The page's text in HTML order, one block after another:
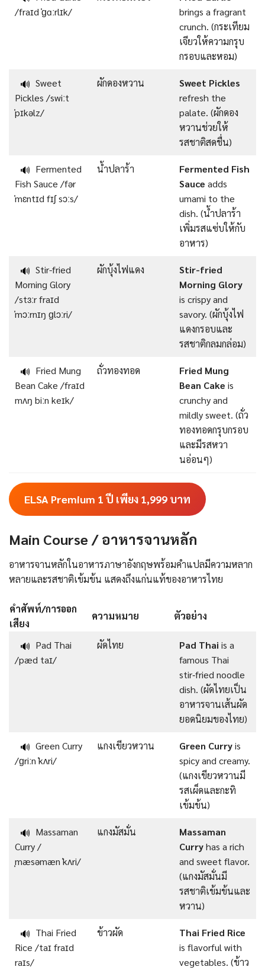
/fraɪd ˈɡɑːrlɪk/
brings a fragrant
crunch. (กระเทียม
เจียวให้ความกรุบ
กรอบและหอม)
🔊 Sweet
Pickles /swiːt
ˈpɪkəlz/
ผักดองหวาน
Sweet Pickles
refresh the
palate. (ผักดอง
หวานช่วยให้
รสชาติสดชื่น)
🔊 Fermented
Fish Sauce /fər
ˈmɛntɪd fɪʃ sɔːs/
น้ำปลาร้า
Fermented Fish
Sauce adds
umami to the
dish. (น้ำปลาร้า
เพิ่มรสแซ่บให้กับ
อาหาร)
🔊 Stir-fried
Morning Glory
/stɜːr fraɪd
ˈmɔːrnɪŋ ɡlɔːri/
ผักบุ้งไฟแดง
Stir-fried
Morning Glory
is crispy and
savory. (ผักบุ้งไฟ
แดงกรอบและ
รสชาติกลมกล่อม)
🔊 Fried Mung
Bean Cake /fraɪd
mʌŋ biːn keɪk/
ถั่วทองทอด
Fried Mung
Bean Cake is
crunchy and
mildly sweet. (ถั่ว
ทองทอดกรุบกรอบ
และมีรสหวา
นอ่อนๆ)
ELSA Premium 1 ปี เพียง 1,999 บาท
Main Course / อาหารจานหลัก
อาหารจานหลักในอาหารภาษาอังกฤษพร้อมคําแปลมีความหลาก
หลายและรสชาติเข้มข้น แสดงถึงแก่นแท้ของอาหารไทย
คำศัพท์/การออก
เสียง
ความหมาย ตัวอย่าง
🔊 Pad Thai
/pæd taɪ/
ผัดไทย Pad Thai is a
famous Thai
stir‑fried noodle
dish. (ผัดไทยเป็น
อาหารจานเส้นผัด
ยอดนิยมของไทย)
🔊 Green Curry
/ɡriːn ˈkʌri/
แกงเขียวหวาน Green Curryis
spicy and creamy.
(แกงเขียวหวานมี
รสเผ็ดและกะทิ
เข้มข้น)
🔊 Massaman
Curry /
ˌmæsəmæn ˈkʌri/
แกงมัสมั่น
Massaman
Curryhas a rich
and sweet flavor.
(แกงมัสมั่นมี
รสชาติเข้มข้นและ
หวาน)
🔊 Thai Fried
Rice /taɪ fraɪd
raɪs/
ข้าวผัด
Thai Fried Rice
is flavorful with
vegetables. (ข้าว